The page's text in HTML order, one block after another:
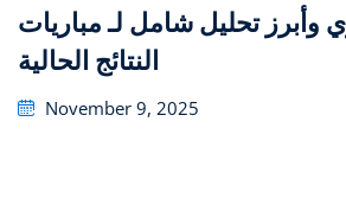
تحليل شامل لـ مباريات ‎الدوري المصري وأبرز
النتائج الحالية
Posted
November 9, 2025